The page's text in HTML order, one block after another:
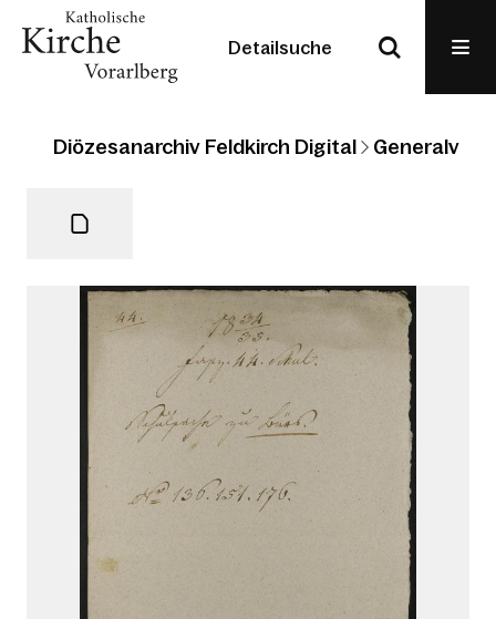
Detailsuche
Diözesanarchiv Feldkirch Digital